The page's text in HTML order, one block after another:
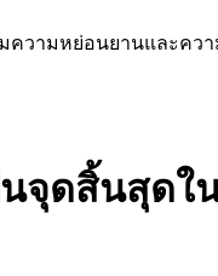
มความหย่อนยานและคว
นจุดสิ้นสุด